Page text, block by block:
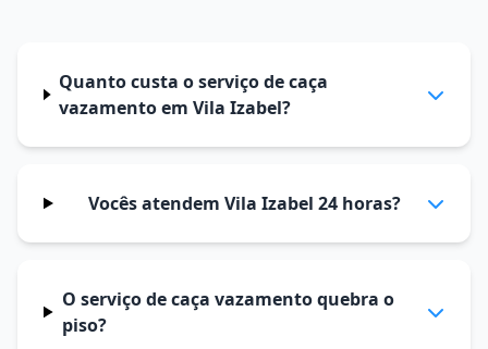
Quanto custa o serviço de caça
vazamento em Vila Izabel?
Vocês atendem Vila Izabel 24 horas?
O serviço de caça vazamento quebra o
piso?